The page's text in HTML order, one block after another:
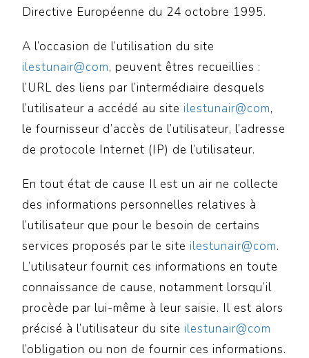
Directive Européenne du 24 octobre 1995.
A l’occasion de l’utilisation du site
ilestunair@com, peuvent êtres recueillies :
l’URL des liens par l’intermédiaire desquels
l’utilisateur a accédé au siteilestunair@com,
le fournisseur d’accès de l’utilisateur, l’adresse
de protocole Internet (IP) de l’utilisateur.
En tout état de cause Il est un air ne collecte
des informations personnelles relatives à
l’utilisateur que pour le besoin de certains
services proposés par le siteilestunair@com.
L’utilisateur fournit ces informations en toute
connaissance de cause, notamment lorsqu’il
procède par lui-même à leur saisie. Il est alors
précisé à l’utilisateur du siteilestunair@com
l’obligation ou non de fournir ces informations.